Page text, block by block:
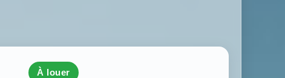
à louer